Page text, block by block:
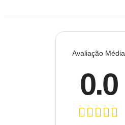
Avaliação Média
0.0